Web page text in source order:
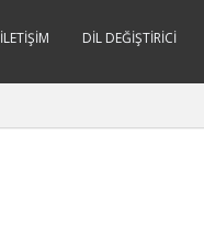
İLETIŞIM DIL DEĞIŞTIRICI